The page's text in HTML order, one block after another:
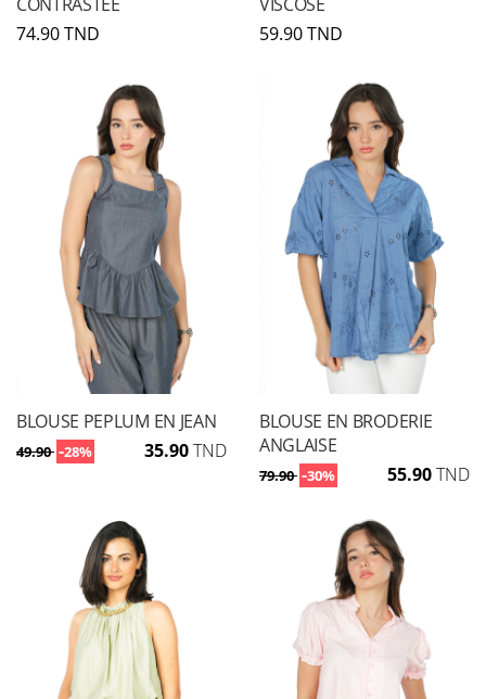
74.90 TND
59.90 TND
BLOUSE PEPLUM EN JEAN
49.90 -28% 35.90TND
BLOUSE EN BRODERIE
ANGLAISE
79.90 -30% 55.90TND